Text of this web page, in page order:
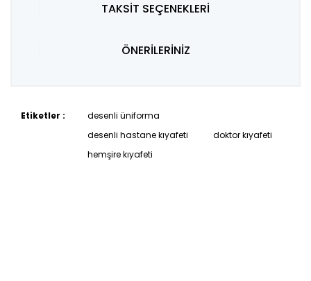
TAKSİT SEÇENEKLERİ
ÖNERİLERİNİZ
Etiketler :
desenli üniforma
desenli hastane kıyafeti
doktor kıyafeti
hemşire kıyafeti